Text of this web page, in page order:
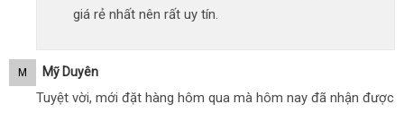
giá rẻ nhất nên rất uy tín.
M Mỹ Duyên
Tuyệt vời, mới đặt hàng hôm qua mà hôm nay đã nhận được